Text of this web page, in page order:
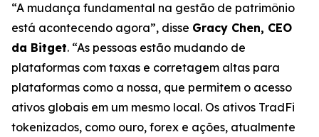
“A mudança fundamental na gestão de patrimônio
está acontecendo agora”, disse Gracy Chen, CEO
da Bitget. “As pessoas estão mudando de
plataformas com taxas e corretagem altas para
plataformas como a nossa, que permitem o acesso
ativos globais em um mesmo local. Os ativos TradFi
tokenizados, como ouro, forex e ações, atualmente